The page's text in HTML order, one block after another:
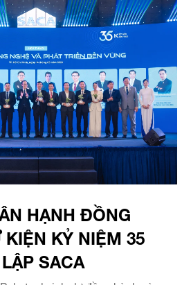
HẠNH ĐỒNG
KỶ NIỆM 35
SACA